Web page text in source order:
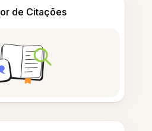
de Citações